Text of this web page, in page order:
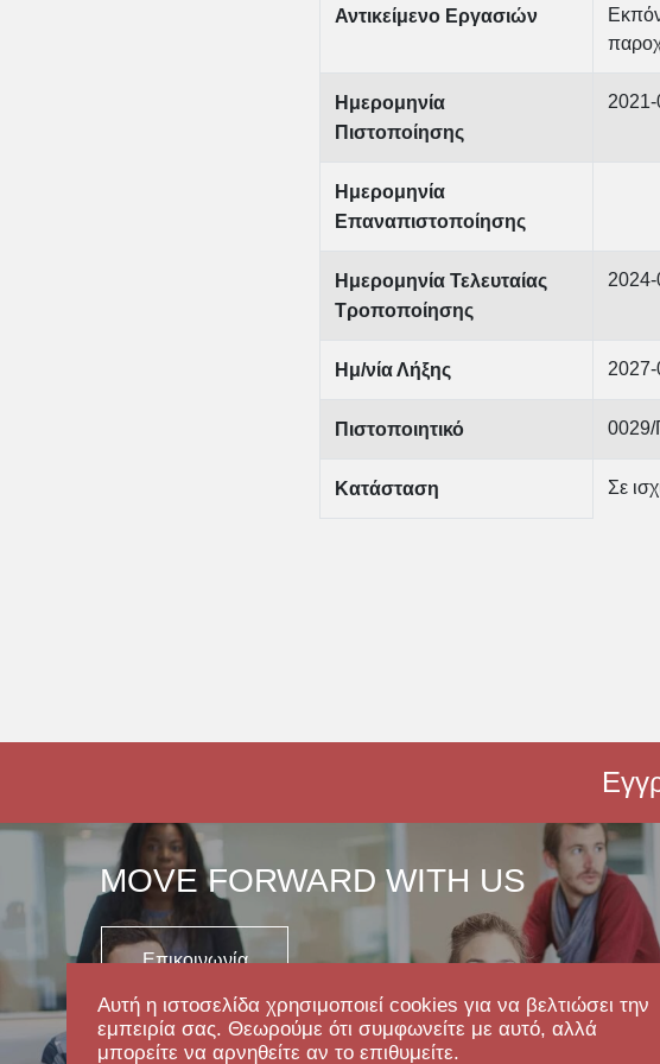
Αυτή η ιστοσελίδα χρησιμοποιεί cookies για να βελτιώσει την
εμπειρία σας. Θεωρούμε ότι συμφωνείτε με αυτό, αλλά
μπορείτε να αρνηθείτε αν το επιθυμείτε.
Αντικείμενο Εργασιών
Ημερομηνία
Πιστοποίησης
Ημερομηνία
Επαναπιστοποίησης
Ημερομηνία Τελευταίας
Τροποποίησης
Ημ/νία Λήξης
Πιστοποιητικό
Κατάσταση Σε
MOVE FORWARD WITH US
Επικοινωνία